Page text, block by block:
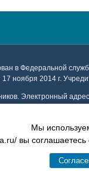
в Федеральной
ноября 2014 г.
Электронный
"Горячий Ключ" |
Мы
вы